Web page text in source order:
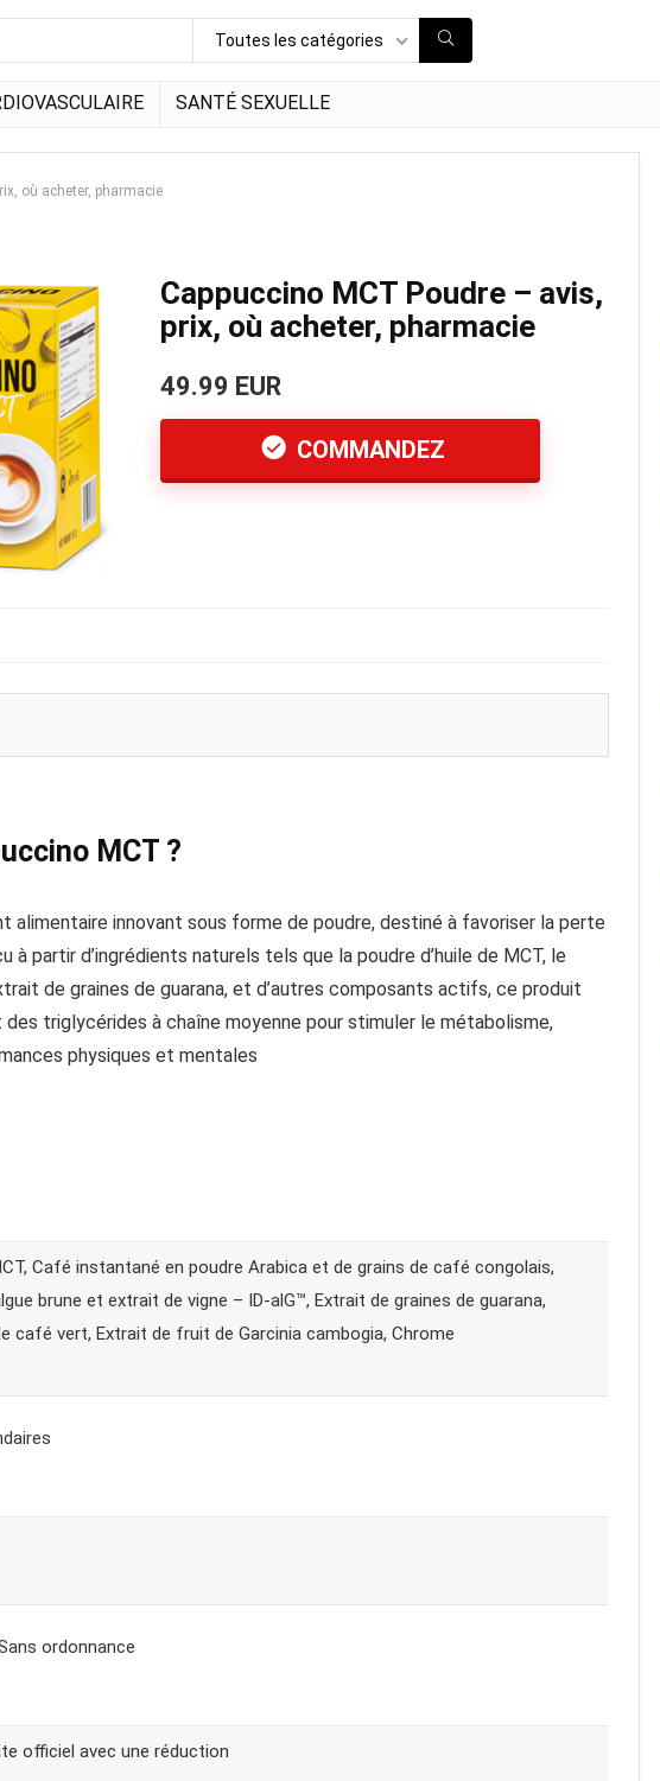
Toutes les catégories
SANTÉ SEXUELLE
où acheter, pharmacie
Cappuccino MCT Poudre – avis,
prix, où acheter, pharmacie
49.99 EUR
COMMANDEZ
MCT ?
alimentaire innovant sous forme de poudre, destiné à favoriser la perte
à partir d’ingrédients naturels tels que la poudre d’huile de MCT, le
de graines de guarana, et d’autres composants actifs, ce produit
triglycérides à chaîne moyenne pour stimuler le métabolisme,
physiques et mentales
Café instantané en poudre Arabica et de grains de café congolais,
brune et extrait de vigne – ID-alG™, Extrait de graines de guarana,
café vert, Extrait de fruit de Garcinia cambogia, Chrome
ordonnance
officiel avec une réduction